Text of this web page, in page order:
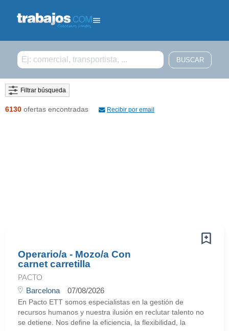
Filtrar búsqueda
6130 ofertas encontradas Recibir por email
Operario/a - Mozo/a Con
carnet carretilla
PACTO
Barcelona 07/08/2026
En Pacto ETT somos especialistas en la gestión de
recursos humanos y nuestra ilusión en reclutar talento no
se detiene. Nos define la eficiencia, la flexibilidad, la